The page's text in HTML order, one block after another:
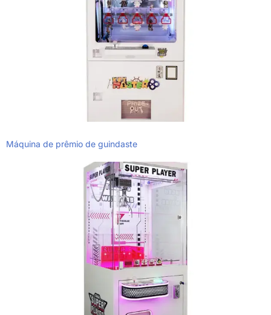
Máquina de prêmio de guindaste